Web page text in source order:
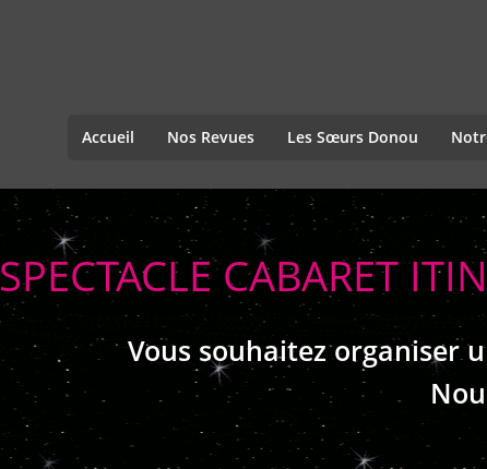
Accueil Nos Revues Les Sœurs Donou
SPECTACLE CABARET
Vous souhaitez organiser